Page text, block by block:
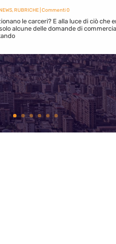
,RUBRICHE| Commenti 0
le carceri? E alla luce di ciò che
alcune delle domande di